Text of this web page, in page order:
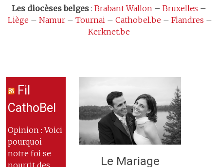
Les diocèses belges: Brabant Wallon – Bruxelles –
Liège – Namur– Tournai – Cathobel.be – Flandres –
Kerknet.be
Fil
CathoBel
Opinion : Voici
pourquoi
notre foi se
nourrit des
Le Mariage